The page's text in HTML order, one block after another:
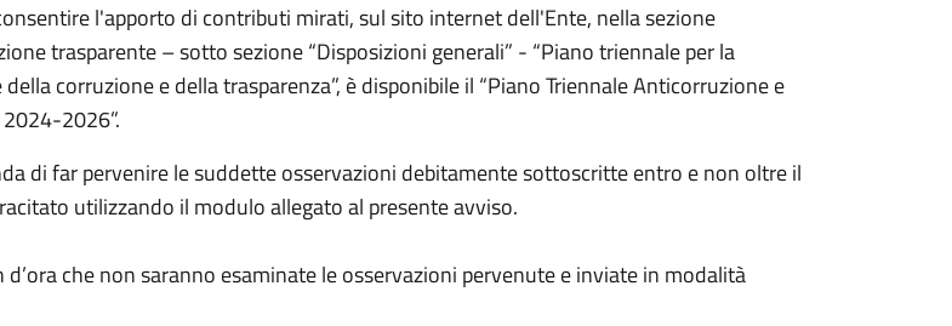
l'apporto di contributi mirati, sul sito internet dell'Ente, nella sezione
trasparente – sotto sezione “Disposizioni generali” - “Piano triennale per la
corruzione e della trasparenza”, è disponibile il “Piano Triennale Anticorruzione e
2026”.
di far pervenire le suddette osservazioni debitamente sottoscritte entro e non oltre il
utilizzando il modulo allegato al presente avviso.
d’ora che non saranno esaminate le osservazioni pervenute e inviate in modalità